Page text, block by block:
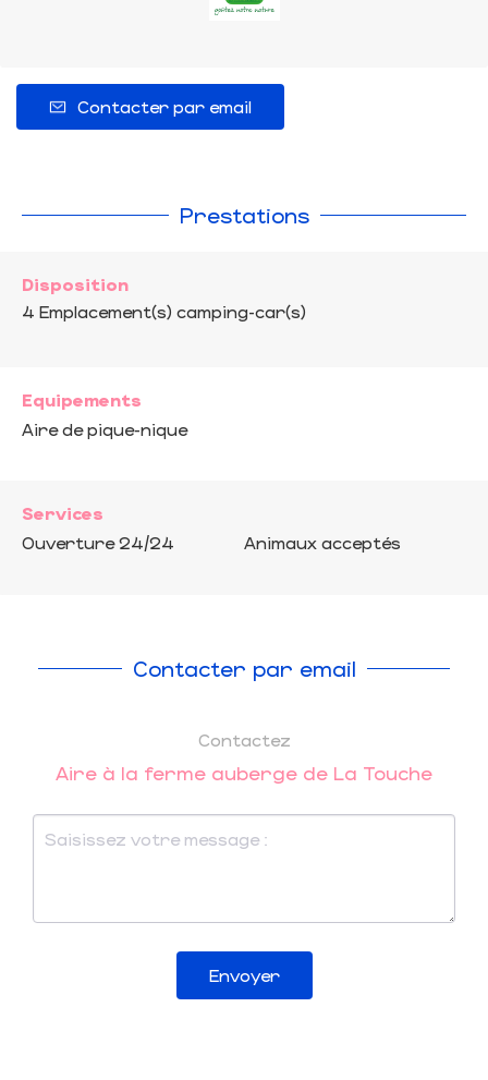
Contacter par email
Prestations
Disposition
4 Emplacement(s) camping-car(s)
Equipements
Aire de pique-nique
Services
Ouverture 24/24
Animaux acceptés
Contacter par email
Contactez
Aire à la ferme auberge de La Touche
Envoyer